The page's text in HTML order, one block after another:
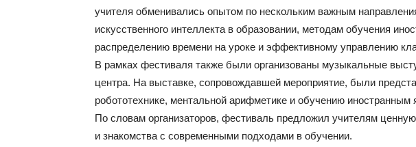
учителя обменивались опытом по нескольким важным
искусственного интеллекта в образовании, методам обучения
распределению времени на уроке и эффективному управлению
В рамках фестиваля также были организованы музыкальные
центра. На выставке, сопровождавшей мероприятие, были
робототехнике, ментальной арифметике и обучению иностранным
По словам организаторов, фестиваль предложил учителям
и знакомства с современными подходами в обучении.